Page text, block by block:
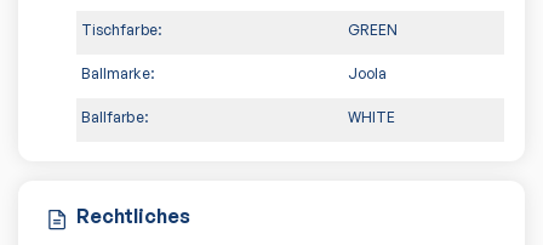
Tischfarbe: GREEN
Ballmarke: Joola
Ballfarbe: WHITE
Rechtliches